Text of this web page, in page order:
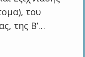
του
της Β’…